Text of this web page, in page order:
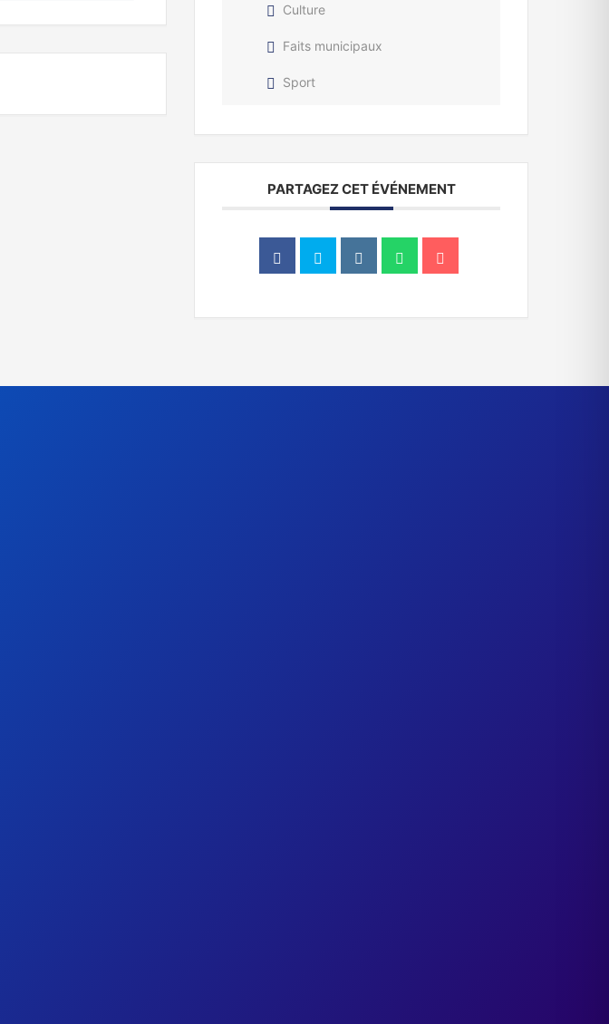
Culture
Faits municipaux
Sport
PARTAGEZ CET ÉVÉNEMENT